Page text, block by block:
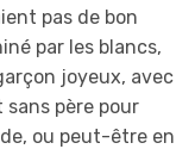
pas de bon
par les blancs,
joyeux, avec
père pour
ou peut-être en